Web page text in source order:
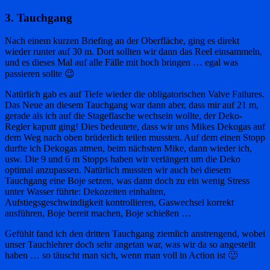
3. Tauchgang
Nach einem kurzen Briefing an der Oberfläche, ging es direkt
wieder runter auf 30 m. Dort sollten wir dann das Reel einsammeln,
und es dieses Mal auf alle Fälle mit hoch bringen … egal was
passieren sollte 😉
Natürlich gab es auf Tiefe wieder die obligatorischen Valve Failures.
Das Neue an diesem Tauchgang war dann aber, dass mir auf 21 m,
gerade als ich auf die Stageflasche wechseln wollte, der Deko-
Regler kaputt ging! Dies bedeutete, dass wir uns Mikes Dekogas auf
dem Weg nach oben brüderlich teilen mussten. Auf dem einen Stopp
durfte ich Dekogas atmen, beim nächsten Mike, dann wieder ich,
usw. Die 9 und 6 m Stopps haben wir verlängert um die Deko
optimal anzupassen. Natürlich mussten wir auch bei diesem
Tauchgang eine Boje setzen, was dann doch zu ein wenig Stress
unter Wasser führte: Dekozeiten einhalten,
Aufstiegsgeschwindigkeit kontrollieren, Gaswechsel korrekt
ausführen, Boje bereit machen, Boje schießen …
Gefühlt fand ich den dritten Tauchgang ziemlich anstrengend, wobei
unser Tauchlehrer doch sehr angetan war, was wir da so angestellt
haben … so täuscht man sich, wenn man voll in Action ist 🙂